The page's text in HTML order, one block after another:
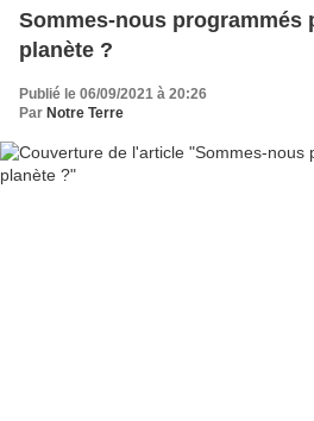
Sommes-nous programmés
planète ?
Publié le 06/09/2021 à 20:26
Par Notre Terre